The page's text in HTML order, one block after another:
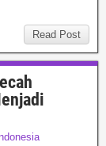
Read Post